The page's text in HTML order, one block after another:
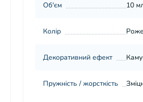
Об'єм 10
Колір
Декоративний ефект
Пружність / жорсткість